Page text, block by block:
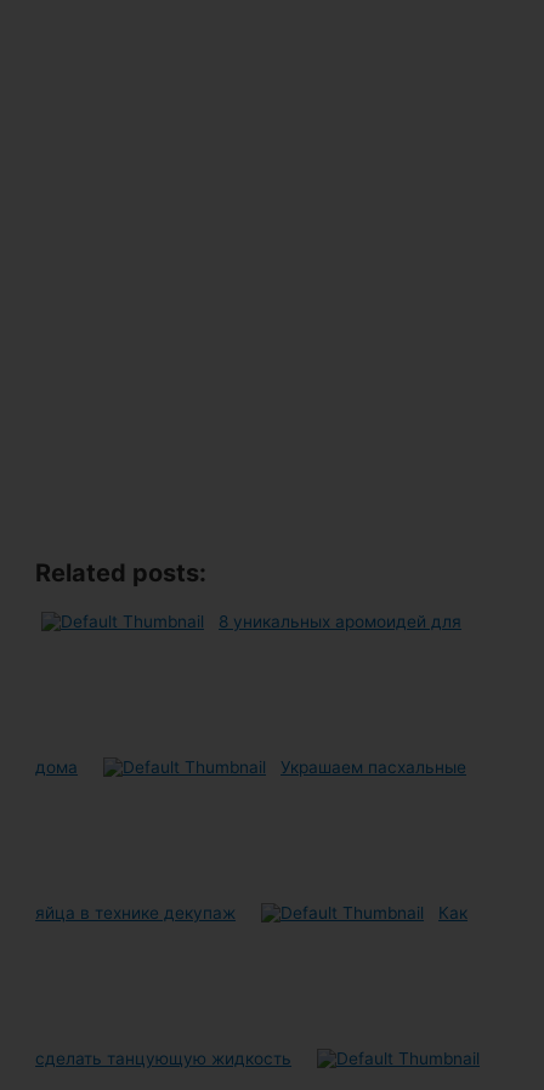
Related posts:
8 уникальных аромоидей для
дома Украшаем пасхальные
яйца в технике декупаж Как
сделать танцующую жидкость